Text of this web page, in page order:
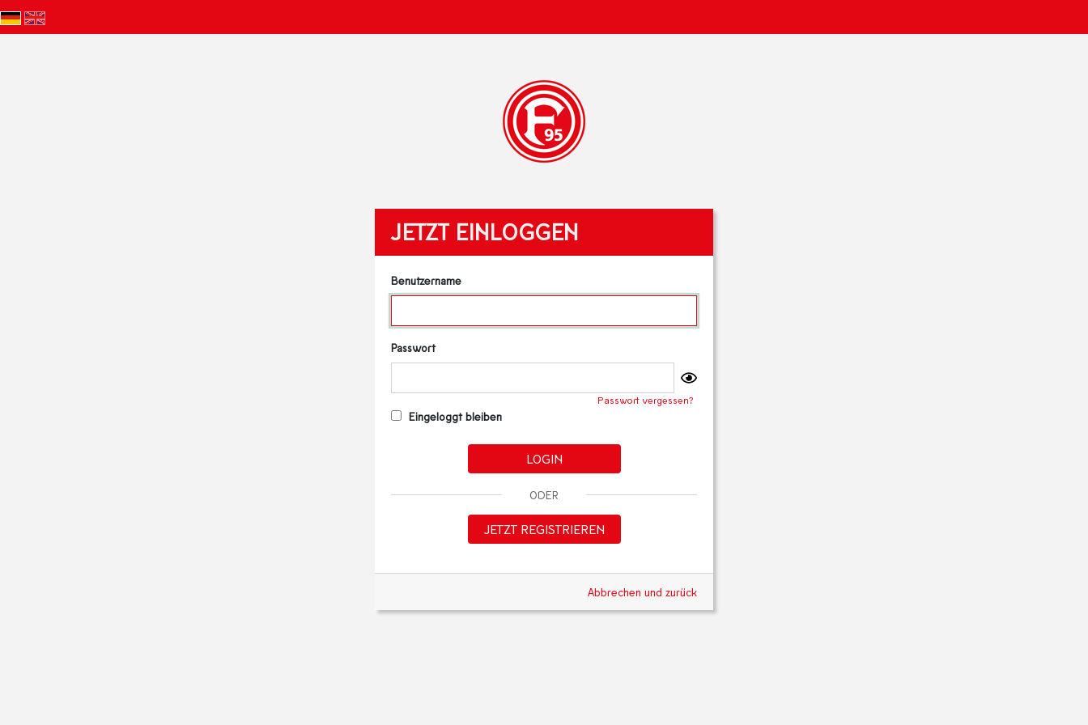
JETZT EINLOGGEN
Benutzername
Passwort
Passwort vergessen?
Eingeloggt bleiben
LOGIN
ODER
JETZT REGISTRIEREN
Abbrechen und zurück